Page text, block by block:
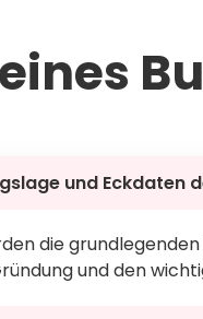
und Eckdaten
die
und den